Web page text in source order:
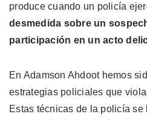
produce cuando un policía
desmedida sobre un
participación en un acto
En Adamson Ahdoot hemos
estrategias policiales que
Estas técnicas de la policía